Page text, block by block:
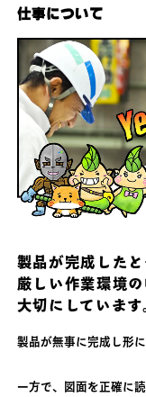
仕事について
製品が完成したと
厳しい作業環境
大切にしています
製品が無事に完成し形
一方で、図面を正確に